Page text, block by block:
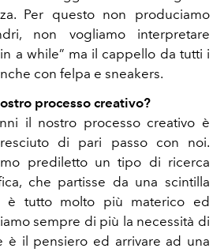
Per questo non produciamo
non vogliamo interpretare
in a while” ma il cappello da tutti i
con felpa e sneakers.
processo creativo?
il nostro processo creativo è
di pari passo con noi.
prediletto un tipo di ricerca
che partisse da una scintilla
è tutto molto più materico ed
sempre di più la necessità di
è il pensiero ed arrivare ad una